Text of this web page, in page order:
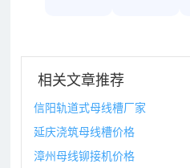
相关文章推荐
信阳轨道式母线槽厂家
延庆浇筑母线槽价格
漳州母线铆接机价格